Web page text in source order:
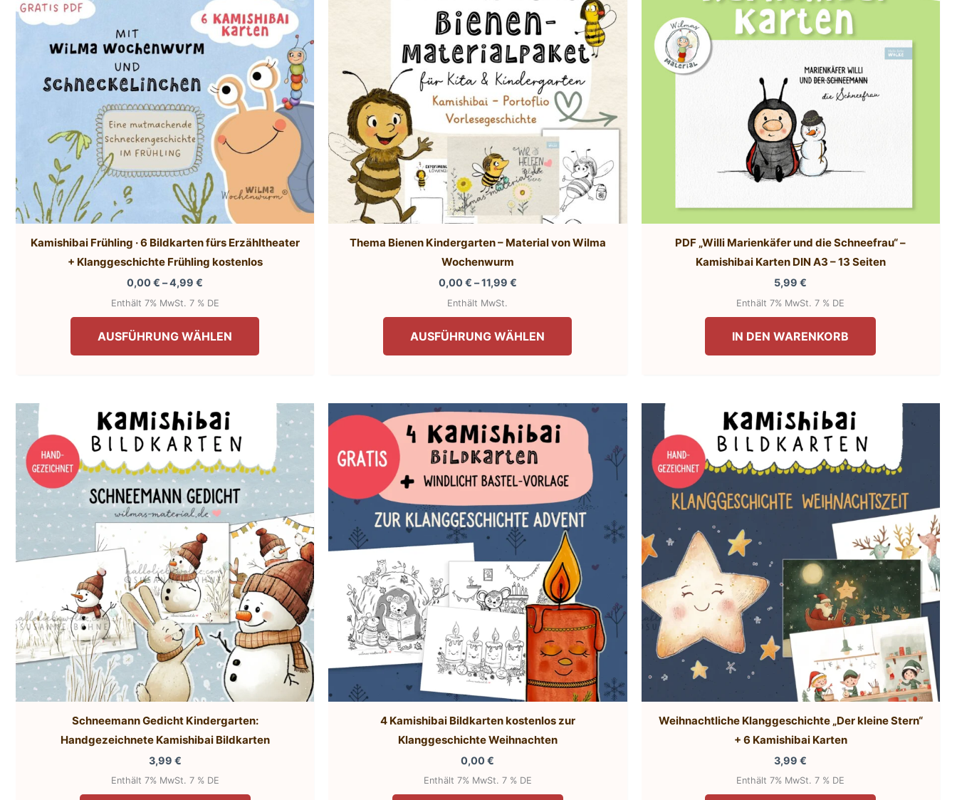
Kamishibai Frühling · 6 Bildkarten fürs Erzähltheater
+ Klanggeschichte Frühling kostenlos
0,00€ –4,99€
bis
4,99 €
Enthält 7% MwSt. 7 % DE
AUSFÜHRUNG WÄHLEN
Dieses
Varianten
Optionen
können
auf
der
Produktseite
gewählt
werden
Thema Bienen Kindergarten – Material von Wilma
Wochenwurm
0,00€ –11,99 €Preisspanne:
11,99 €
Enthält MwSt.
AUSFÜHRUNG WÄHLEN
Dieses
Varianten
auf.
Die
Optionen
können
auf
der
Produktseite
gewählt
werden
PDF „Willi Marienkäfer und die Schneefrau“ –
Kamishibai Karten DIN A3 – 13 Seiten
5,99€
Enthält 7% MwSt. 7 % DE
IN DEN WARENKORB
Schneemann Gedicht Kindergarten:
Handgezeichnete Kamishibai Bildkarten
3,99 €
Enthält 7% MwSt. 7 % DE
4 Kamishibai Bildkarten kostenlos zur
Klanggeschichte Weihnachten
0,00€
Enthält 7% MwSt. 7 % DE
Weihnachtliche Klanggeschichte „Der kleine Stern“
+ 6 Kamishibai Karten
3,99€
Enthält 7% MwSt. 7 % DE